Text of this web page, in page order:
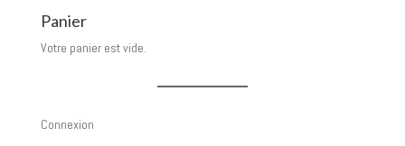
Panier
Votre panier est vide.
Connexion